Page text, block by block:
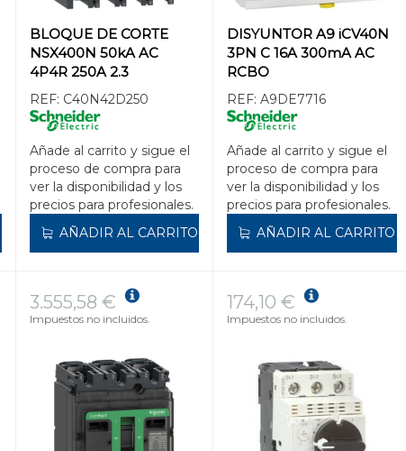
BLOQUE DE CORTE
NSX400N 50kA AC
4P4R 250A 2.3
REF: C40N42D250
Añade al carrito y sigue el
proceso de compra para
ver la disponibilidad y los
precios para profesionales.
AÑADIR AL CARRITO
DISYUNTOR A9 iCV40N
3PN C 16A 300mA AC
RCBO
REF:A9DE7716
Añade al carrito y sigue el
proceso de compra para
ver la disponibilidad y los
precios para profesionales.
AÑADIR AL CARRITO
3.555,58 €
Impuestos no incluidos.
174,10 €
Impuestos no incluidos.